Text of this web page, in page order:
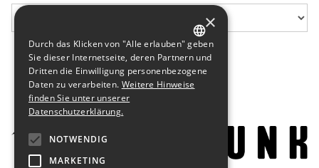
GERMAN
ENGLISH
×
Durch das Klicken von "Alle erlauben" geben
Sie dieser Internetseite, deren Partnern und
Dritten die Einwilligung personenbezogene
Daten zu verarbeiten. Weitere Hinweise
finden Sie unter unserer
Datenschutzerklärung.
NOTWENDIG
MARKETING